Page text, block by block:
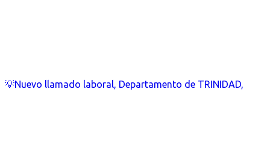
💡Nuevo llamado laboral, Departamento de TRINIDAD,